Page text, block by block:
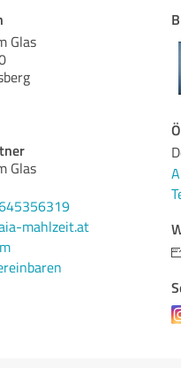
Glas
Glas
mahlzeit.at